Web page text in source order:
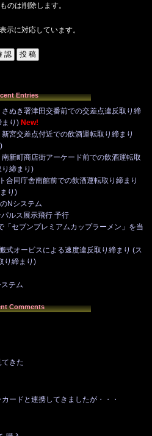
のは削除します。
示に対応しています。
Entries
ぬき署津田交番前での交差点違反取り締
まり) New!
宮交差点付近での飲酒運転取り締まり
新町商店街アーケード前での飲酒運転取
り締まり)
合同庁舎南館前での飲酒運転取り締まり
り)
Nシステム
ルス展示飛行 予行
「セブンプレミアムカップラーメン」を当
式オービスによる速度違反取り締まり (ス
り締まり)
テム
Comments
きた
ードと連携してきましたが・・・